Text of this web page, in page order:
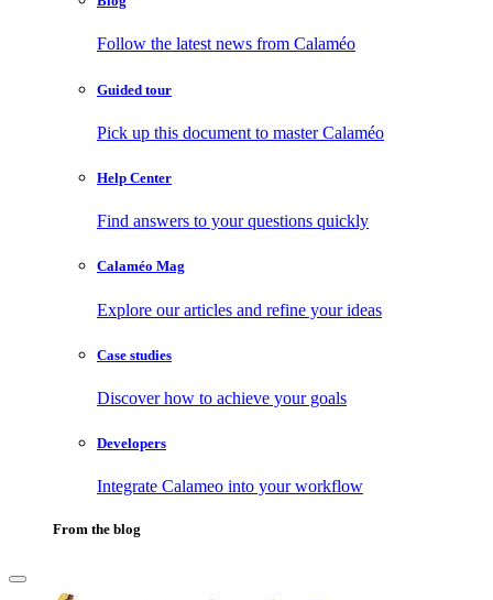
Follow the latest news from Calaméo
Guided tour
Pick up this document to master Calaméo
Help Center
Find answers to your questions quickly
Calaméo Mag
Explore our articles and refine your ideas
Case studies
Discover how to achieve your goals
Developers
Integrate Calameo into your workflow
From the blog